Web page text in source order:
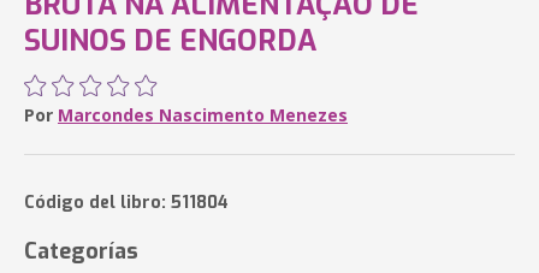
SUINOS DE ENGORDA
Por Marcondes Nascimento Menezes
Código del libro: 511804
Categorías